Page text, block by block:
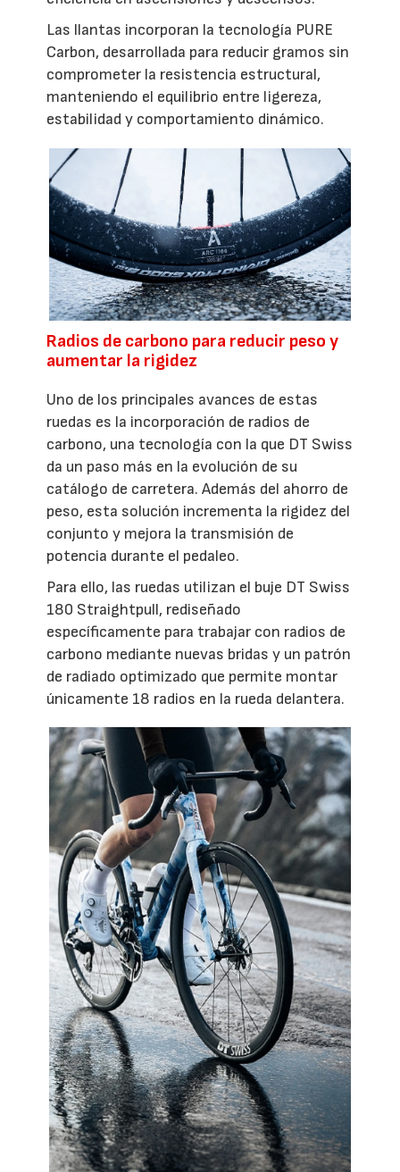
Las llantas incorporan la tecnología PURE
Carbon, desarrollada para reducir gramos sin
comprometer la resistencia estructural,
manteniendo el equilibrio entre ligereza,
estabilidad y comportamiento dinámico.
Radios de carbono para reducir peso y
aumentar la rigidez
Uno de los principales avances de estas
ruedas es la incorporación de radios de
carbono, una tecnología con la que DT Swiss
da un paso más en la evolución de su
catálogo de carretera. Además del ahorro de
peso, esta solución incrementa la rigidez del
conjunto y mejora la transmisión de
potencia durante el pedaleo.
Para ello, las ruedas utilizan el buje DT Swiss
180 Straightpull, rediseñado
específicamente para trabajar con radios de
carbono mediante nuevas bridas y un patrón
de radiado optimizado que permite montar
únicamente 18 radios en la rueda delantera.